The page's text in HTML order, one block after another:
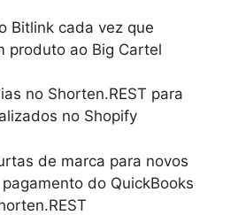
Bitlink cada vez que
produto ao Big Cartel
no Shorten.REST para
no Shopify
de marca para novos
do QuickBooks